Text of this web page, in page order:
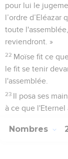
pour lui le
l’ordre d’Eléazar
toute
reviendront. »
22 Moïse fit ce
le fit se tenir
l'assemblée.
23 Il posa ses
à ce que l'Eternel
Nombres